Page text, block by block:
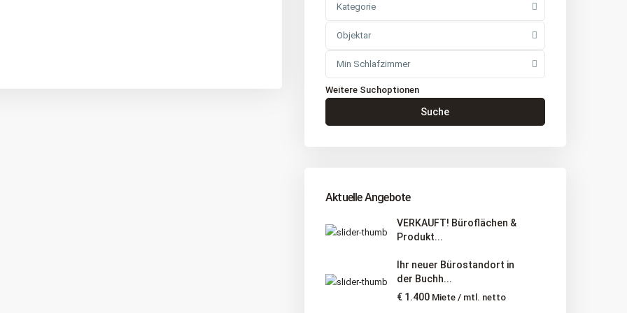
Kategorie
Objektar
Min Schlafzimmer
Weitere Suchoptionen
Suche
Aktuelle Angebote
VERKAUFT! Büroflächen &
Produkt...
Ihr neuer Bürostandort in
der Buchh...
€ 1.400 Miete / mtl. netto